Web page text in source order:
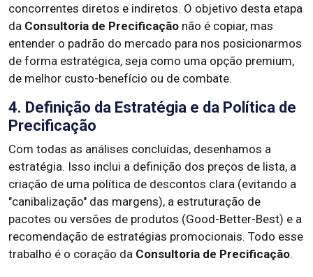
concorrentes diretos e indiretos. O objetivo desta etapa
da Consultoria de Precificação não é copiar, mas
entender o padrão do mercado para nos posicionarmos
de forma estratégica, seja como uma opção premium,
de melhor custo-benefício ou de combate.
4. Definição da Estratégia e da Política de
Precificação
Com todas as análises concluídas, desenhamos a
estratégia. Isso inclui a definição dos preços de lista, a
criação de uma política de descontos clara (evitando a
"canibalização" das margens), a estruturação de
pacotes ou versões de produtos (Good-Better-Best) e a
recomendação de estratégias promocionais. Todo esse
trabalho é o coração da Consultoria de Precificação.